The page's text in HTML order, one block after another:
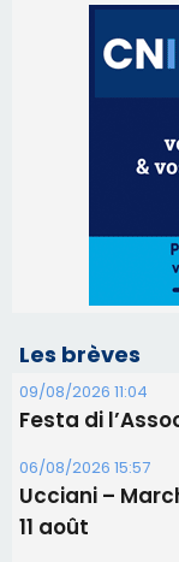
Les brèves
09/08/2026 11:04
Festa di
06/08/2026 15:57
Ucciani –
11 août